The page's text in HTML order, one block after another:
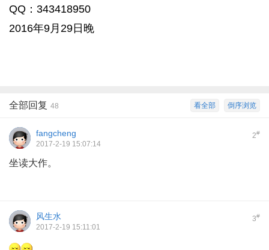
QQ：343418950
2016年9月29日晚
倒序浏览
看全部
全部回复 48
2#
fangcheng
2017-2-19 15:07:14
坐读大作。
3#
风生水
2017-2-19 15:11:01